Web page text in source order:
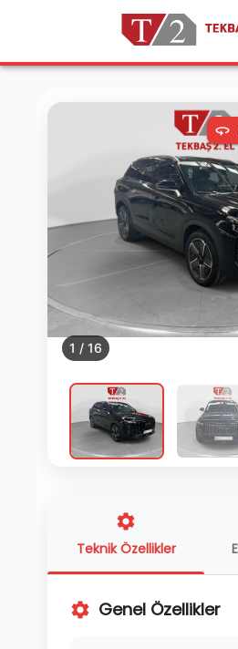
1 / 16
Teknik Özellikler
Genel Özellikler